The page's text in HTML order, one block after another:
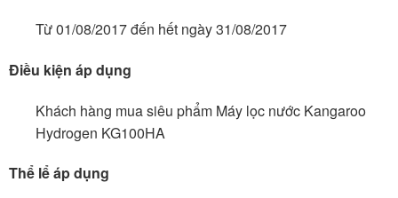
Từ 01/08/2017 đến hết ngày 31/08/2017
Điều kiện áp dụng
Khách hàng mua siêu phẩm Máy lọc nước Kangaroo
Hydrogen KG100HA
Thể lể áp dụng